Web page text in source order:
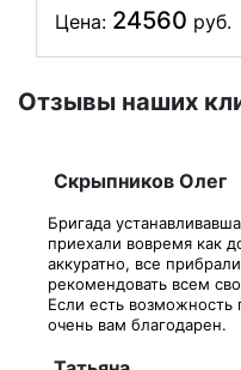
Цена: 24560 руб.
Отзывы наших
Скрыпников Олег
Бригада
приехали вовремя как
аккуратно, все
рекомендовать всем
Если есть возможность
очень вам благодарен.